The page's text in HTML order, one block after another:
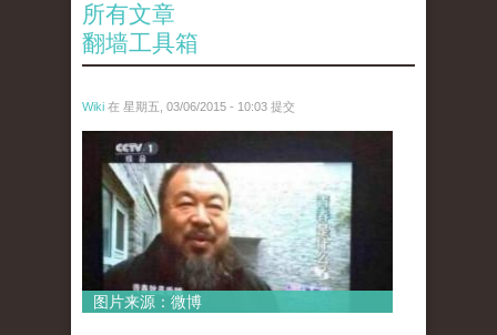
所有文章
翻墙工具箱
Wiki 在 星期五, 03/06/2015 - 10:03 提交
ai_wei_wei_.jpg
图片来源：微博